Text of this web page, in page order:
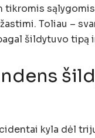
tikromis
Toliau –
šildytuvo tipą
kyla dėl